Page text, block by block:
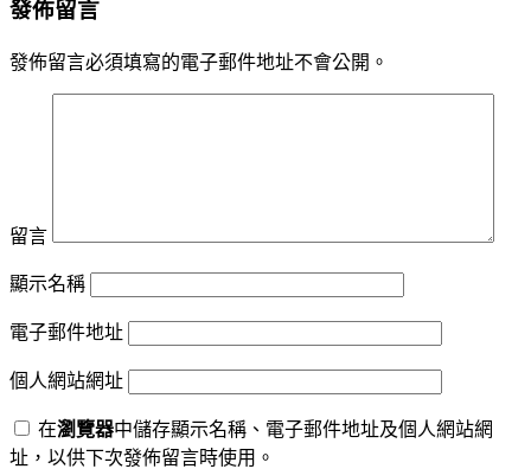
發佈留言
發佈留言必須填寫的電子郵件地址不會公開。
留言
顯示名稱
電子郵件地址
個人網站網址
在瀏覽器中儲存顯示名稱、電子郵件地址及個人網站網
址，以供下次發佈留言時使用。